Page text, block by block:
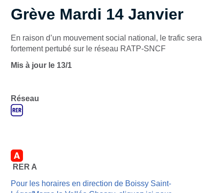
Grève Mardi 14 Janvier
En raison d’un mouvement social national, le trafic sera
fortement pertubé sur le réseau RATP-SNCF
Mis à jour le 13/1
Réseau
RER A
Pour les horaires en direction de Boissy Saint-